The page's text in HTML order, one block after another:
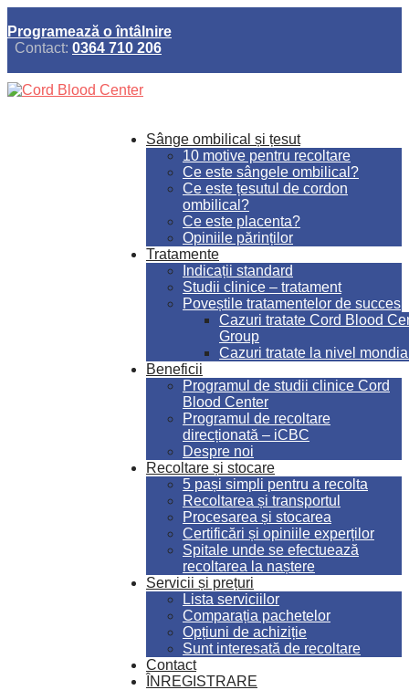
Programează o întâlnire
Contact: 0364 710 206
Sânge ombilical și țesut
10 motive pentru recoltare
Ce este sângele ombilical?
Ce este țesutul de cordon
ombilical?
Ce este placenta?
Opiniile părinților
Tratamente
Indicații standard
Studii clinice – tratament
Poveștile tratamentelor de succes
Cazuri tratate Cord Blood
Group
Cazuri tratate la nivel
Beneficii
Programul de studii clinice Cord
Blood Center
Programul de recoltare
direcționată – iCBC
Despre noi
Recoltare și stocare
5 pași simpli pentru a recolta
Recoltarea și transportul
Procesarea și stocarea
Certificări și opiniile experților
Spitale unde se efectuează
recoltarea la naștere
Servicii și prețuri
Lista serviciilor
Comparația pachetelor
Opțiuni de achiziție
Sunt interesată de recoltare
Contact
ÎNREGISTRARE